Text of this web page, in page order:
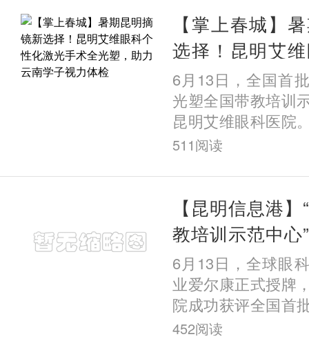
【掌上春城】
选择！昆明艾
光手术全光塑
视力体检
6月13日，全国首
光塑全国带教培训
昆明艾维眼科医院
科医疗技术领军企
术领
511阅读
【昆明信息港
教培训示范中心
眼科 助力考生
通关视力体检
6月13日，全球眼
业爱尔康正式授牌
院成功获评全国首
塑全国带教培训示
452阅读